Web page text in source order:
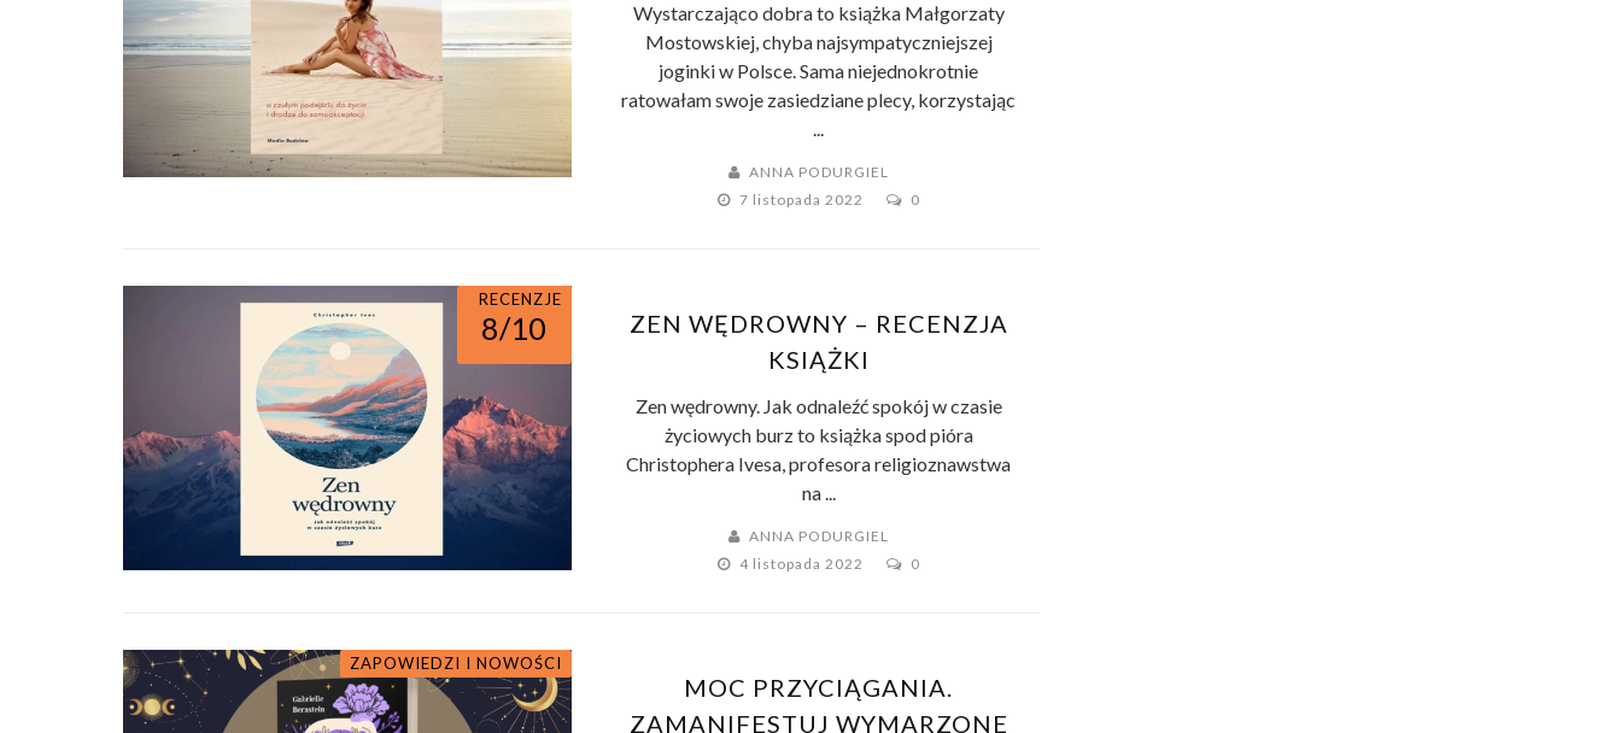
Wystarczająco dobra to książka Małgorzaty
Mostowskiej, chyba najsympatyczniejszej
joginki w Polsce. Sama niejednokrotnie
ratowałam swoje zasiedziane plecy, korzystając
...
ANNA PODURGIEL
7 listopada 2022
0
RECENZJE
8/10
ZEN WĘDROWNY – RECENZJA
KSIĄŻKI
Zen wędrowny. Jak odnaleźć spokój w czasie
życiowych burz to książka spod pióra
Christophera Ivesa, profesora religioznawstwa
na ...
ANNA PODURGIEL
4 listopada 2022
0
ZAPOWIEDZI I NOWOŚCI
MOC PRZYCIĄGANIA.
ZAMANIFESTUJ WYMARZONE